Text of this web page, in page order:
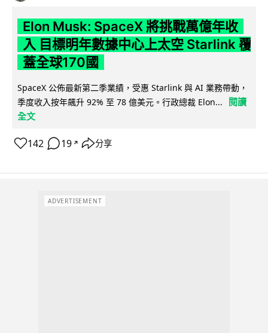
Elon Musk: SpaceX 將挑戰萬億年收
入 目標明年數據中心上太空 Starlink 覆
蓋全球170國
SpaceX 公佈最新第二季業績，受惠 Starlink 與 AI 業務帶動，
季度收入按年飆升 92% 至 78 億美元。行政總裁 Elon...
閱讀
全文
142 19 ↗ 分享
ADVERTISEMENT